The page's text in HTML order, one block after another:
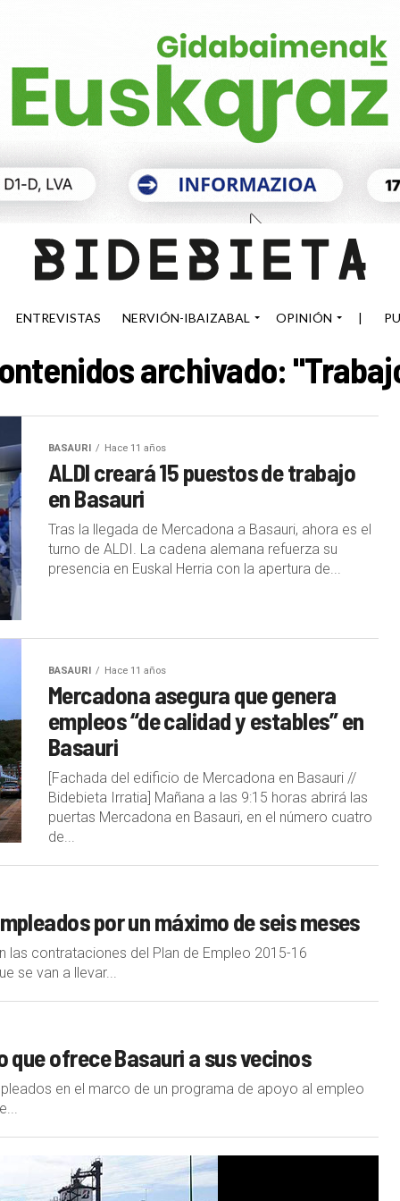
ENTREVISTAS NERVIÓN-IBAIZABAL OPINIÓN |
archivado:
BASAURI Hace 11 años
ALDI creará 15 puestos de trabajo
en Basauri
Tras la llegada de Mercadona a Basauri, ahora es el
turno de ALDI. La cadena alemana refuerza su
presencia en Euskal Herria con la apertura de...
BASAURI Hace 11 años
Mercadona asegura que genera
empleos “de calidad y estables” en
Basauri
[Fachada del edificio de Mercadona en Basauri //
Bidebieta Irratia] Mañana a las 9:15 horas abrirá las
puertas Mercadona en Basauri, en el número cuatro
de...
por un máximo de seis meses
contrataciones del Plan de Empleo 2015-16
se van a llevar...
ofrece Basauri a sus vecinos
en el marco de un programa de apoyo al empleo